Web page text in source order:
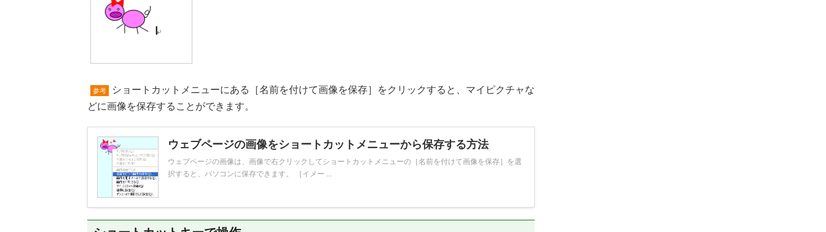
参考
ショートカットメニューにある［名前を付けて画像を保存］をクリックすると、マイピクチャな
どに画像を保存することができます。
ウェブページの画像をショートカットメニューから保存する方法
ウェブページの画像は、画像で右クリックしてショートカットメニューの［名前を付けて画像を保存］を選
択すると、パソコンに保存できます。 ［イメー ...